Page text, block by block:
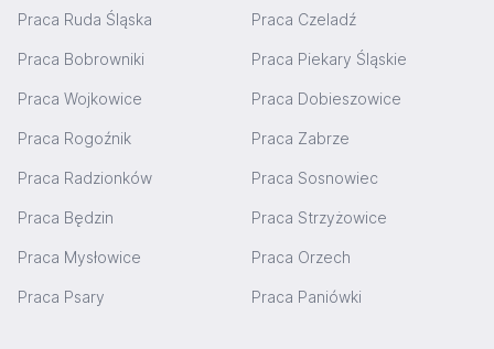
Praca Ruda Śląska Praca Czeladź
Praca Bobrowniki Praca Piekary Śląskie
Praca Wojkowice Praca Dobieszowice
Praca Rogoźnik Praca Zabrze
Praca Radzionków Praca Sosnowiec
Praca Będzin Praca Strzyżowice
Praca Mysłowice Praca Orzech
Praca Psary Praca Paniówki